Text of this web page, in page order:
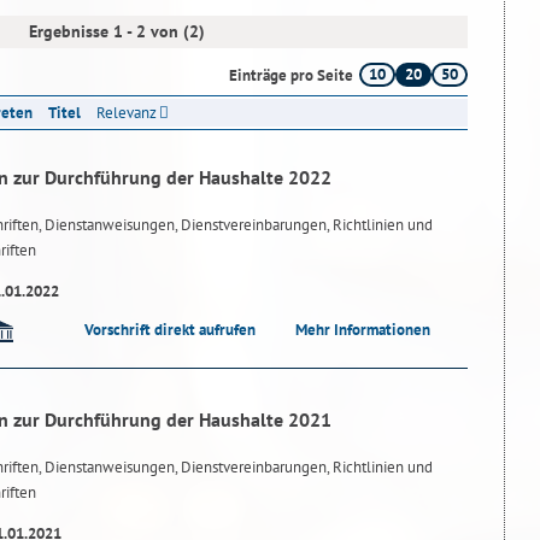
Ergebnisse 1 - 2 von (2)
Einträge pro Seite 10 20
50
Titel Relevanz
zur Durchführung der Haushalte 2022
Dienstanweisungen, Dienstvereinbarungen, Richtlinien und
Vorschrift direkt aufrufen
Mehr Informationen
zur Durchführung der Haushalte 2021
Dienstanweisungen, Dienstvereinbarungen, Richtlinien und